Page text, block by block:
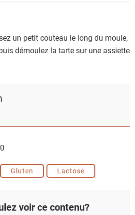
un petit couteau le long du moule,
démoulez la tarte sur une assiette
Gluten Lactose
voir ce contenu?